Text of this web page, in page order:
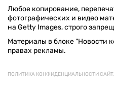
Любое копирование,
фотографических и видео
на Getty Images, строго
Материалы в блоке "Новости
правах рекламы.
ПОЛИТИКА КОНФИДЕНЦИАЛЬНОСТИ
© 1994–2026 «ЗЕРКАЛО НЕДЕЛИ.